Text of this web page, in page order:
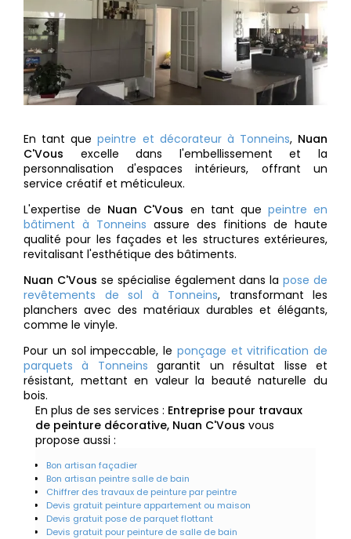
En tant quepeintre et décorateur à Tonneins, Nuan
C'Vous excelle dans l'embellissement et la
personnalisation d'espaces intérieurs, offrant un
service créatif et méticuleux.
L'expertise de Nuan C'Vous en tant que peintre en
bâtiment à Tonneins assure des finitions de haute
qualité pour les façades et les structures extérieures,
revitalisant l'esthétique des bâtiments.
Nuan C'Vous se spécialise également dans lapose de
revêtements de sol à Tonneins, transformant les
planchers avec des matériaux durables et élégants,
comme le vinyle.
Pour un sol impeccable, le ponçage et vitrification de
parquets à Tonneins garantit un résultat lisse et
résistant, mettant en valeur la beauté naturelle du
bois.
En plus de ses services : Entreprise pour travaux
de peinture décorative, Nuan C'Vous vous
propose aussi :
Bon artisan façadier
Bon artisan peintre salle de bain
Chiffrer des travaux de peinture par peintre
Devis gratuit peinture appartement ou maison
Devis gratuit pose de parquet flottant
Devis gratuit pour peinture de salle de bain